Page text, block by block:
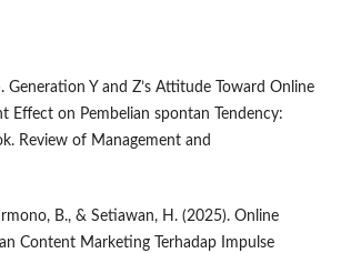
Generation Y and Z’s Attitude Toward Online
Effect on Pembelian spontan Tendency:
Review of Management and
B., & Setiawan, H. (2025). Online
Content Marketing Terhadap Impulse